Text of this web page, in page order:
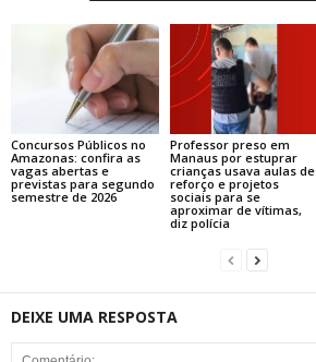
Concursos Públicos no
Amazonas: confira as
vagas abertas e
previstas para segundo
semestre de 2026
Professor preso em
Manaus por estuprar
crianças usava aulas de
reforço e projetos
sociais para se
aproximar de vítimas,
diz polícia
DEIXE UMA RESPOSTA